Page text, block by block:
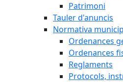
Patrimoni
Tauler d'anuncis
Normativa
Ordenances
Ordenances
Reglaments
Protocols,